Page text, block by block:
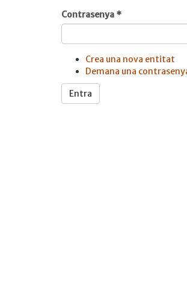
Contrasenya *
Crea una nova entitat
Demana una
Entra